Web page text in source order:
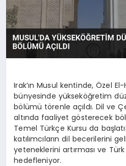
TEKNOLOJI
Irak’ın Musul kentinde, Özel
bünyesinde yükseköğretim
bölümü törenle açıldı. Dil ve
altında faaliyet gösterecek
Temel Türkçe Kursu da
katılımcıların dil becerilerini
yeteneklerini artırması ve
hedefleniyor.